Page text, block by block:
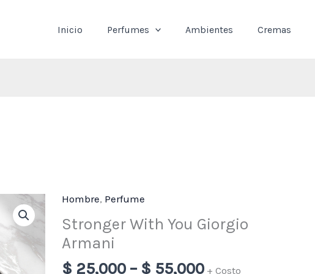
Inicio Perfumes Ambientes Cremas
Hombre, Perfume
Stronger With You Giorgio
Armani
$ 25,000 – $ 55,000
range:
$ 25,000
$ 55,000
+ Costo
Stronger
With
You
Armani